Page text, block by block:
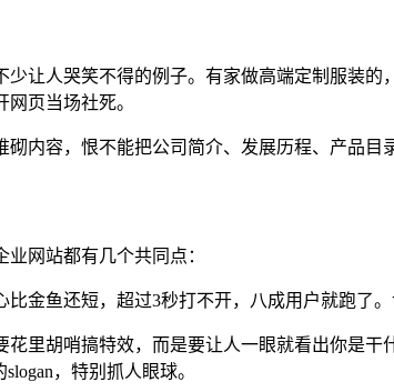
少让人哭笑不得的例子。有家做高端定制服装
页当场社死。
内容，恨不能把公司简介、发展历程、产品
网站都有几个共同点：
金鱼还短，超过3秒打不开，八成用户就跑了
花里胡哨搞特效，而是要让人一眼就看出你是
，特别抓人眼球。